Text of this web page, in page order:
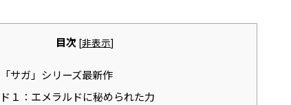
目次 [非表示]
サガ」シリーズ最新作
１：エメラルドに秘められた力